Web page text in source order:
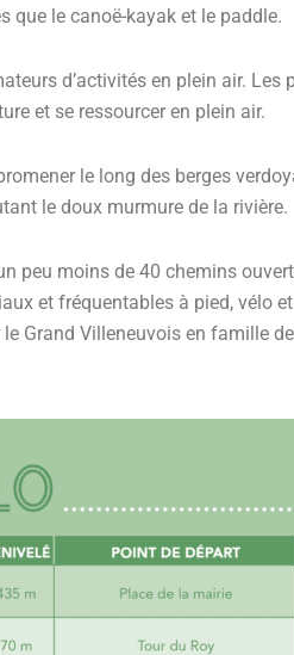
que le canoë-kayak et le paddle.
d’activités en plein air.
et se ressourcer en plein air.
le long des berges
le doux murmure de la rivière.
peu moins de 40 chemins
et fréquentables à pied, vélo
Grand Villeneuvois en famille